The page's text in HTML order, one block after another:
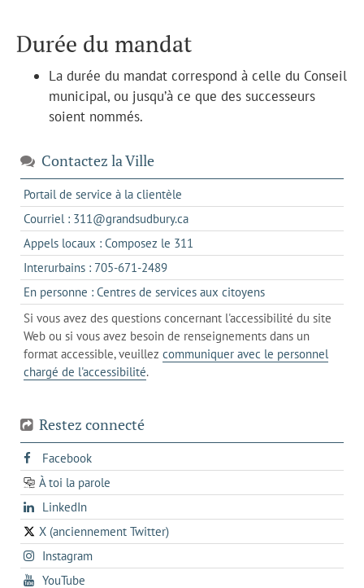
Durée du mandat
La durée du mandat correspond à celle du Conseil
municipal, ou jusqu’à ce que des successeurs
soient nommés.
Contactez la Ville
Portail de service à la clientèle
dans
un
nouvel
Courriel : 311@grandsudbury.cas'ouvre
dans
votre
de
messagerie
Appels locaux : Composez le 311
dans
un
client
de
votre
téléphone
Interurbains : 705-671-2489s'ouvre
dans
un
client
de
votre
En personne : Centres de services aux citoyenss'ouvre
dans
l'onglet
actuel
Si vous avez des questions concernant l'accessibilité du site
Web ou si vous avez besoin de renseignements dans un
format accessible, veuillez communiquer avec le personnel
chargé de l'accessibilité.
Restez connecté
Facebooks'ouvre
dans
un
onglet
À toi la parole
opens
in
a
new
tab
LinkedInopens
in
a
new
X (anciennement Twitter)
s'ouvre
dans
un
Instagrams'ouvre
dans
YouTube